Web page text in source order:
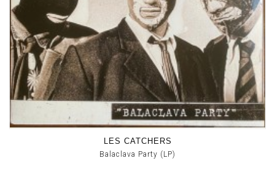
LES CATCHERS
Balaclava Party (LP)